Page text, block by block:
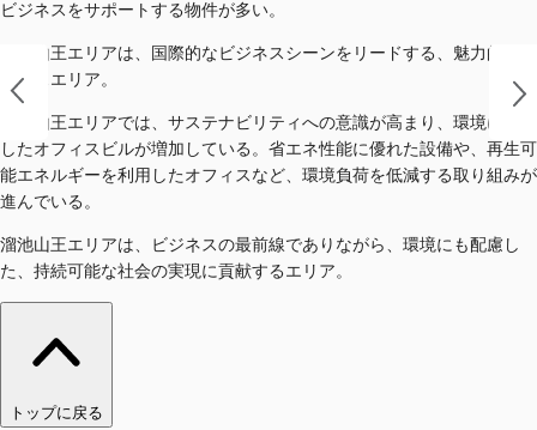
ビジネスをサポートする物件が多い。
溜池山王エリアは、国際的なビジネスシーンをリードする、魅力的なオ
フィスエリア。
溜池山王エリアでは、サステナビリティへの意識が高まり、環境に配慮
したオフィスビルが増加している。省エネ性能に優れた設備や、再生可
能エネルギーを利用したオフィスなど、環境負荷を低減する取り組みが
進んでいる。
溜池山王エリアは、ビジネスの最前線でありながら、環境にも配慮し
た、持続可能な社会の実現に貢献するエリア。
トップに戻る